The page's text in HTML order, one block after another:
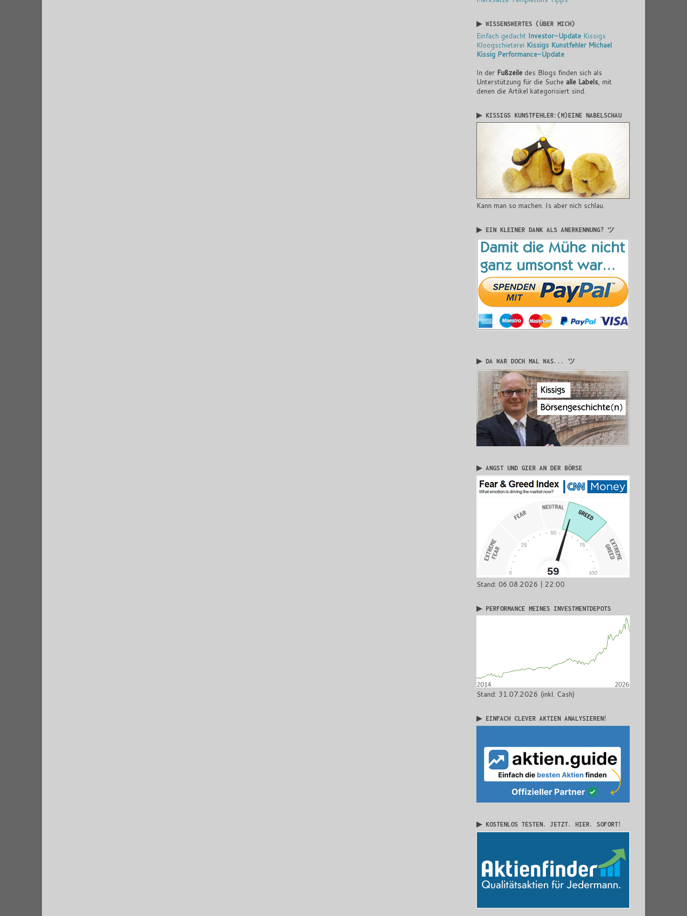
▶ WISSENSWERTES (ÜBER MICH)
Einfach gedacht Investor-Update Kissigs
Kloogschieterei Kissigs Kunstfehler Michael
Kissig Performance-Update
In der Fußzeile des Blogs finden sich als
Unterstützung für die Suche alle Labels , mit
denen die Artikel kategorisiert sind.
▶ KISSIGS KUNSTFEHLER:(M)EINE NABELSCHAU
Kann man so machen. Is aber nich schlau.
▶ EIN KLEINER DANK ALS ANERKENNUNG? ツ
▶ DA WAR DOCH MAL WAS... ツ
▶ ANGST UND GIER AN DER BÖRSE
Stand: 06.08.2026 | 22:00
▶ PERFORMANCE MEINES INVESTMENTDEPOTS
Stand: 31.07.2026 (inkl. Cash)
▶ EINFACH CLEVER AKTIEN ANALYSIEREN!
▶ KOSTENLOS TESTEN. JETZT. HIER. SOFORT!